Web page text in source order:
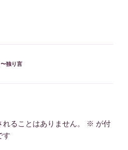
独り言
ることはありません。 ※ が付
す